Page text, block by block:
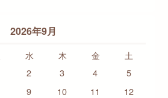
2026年9月
水 木 金
土
2 3 4 5
9 10 11 12